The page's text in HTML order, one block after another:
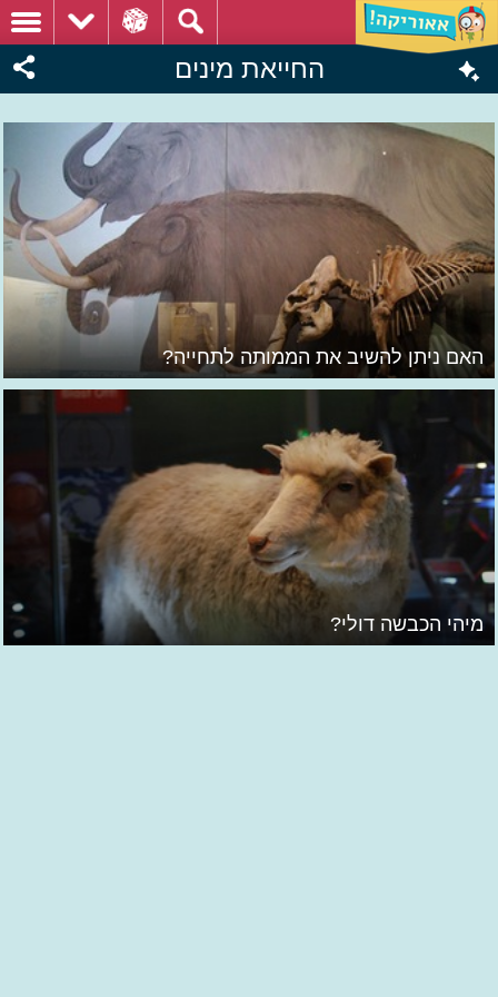
החייאת מינים
האם ניתן להשיב את הממותה לתחייה?
מיהי הכבשה דולי?